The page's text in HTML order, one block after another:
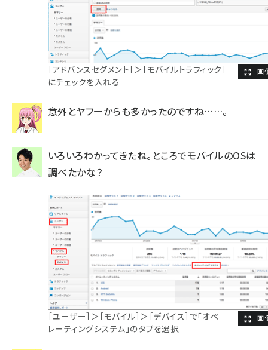
［アドバンスセグメント］＞［モバイルトラフィック］
にチェックを入れる
意外とヤフーからも多かったのですね……。
いろいろわかってきたね。ところでモバイルのOSは
調べたかな？
［ユーザー］＞［モバイル］＞［デバイス］で「オペ
レーティングシステム」のタブを選択